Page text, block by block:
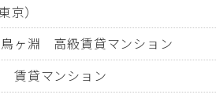
京）
ヶ淵 高級賃貸マンション
賃貸マンション